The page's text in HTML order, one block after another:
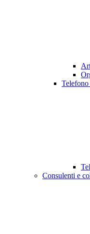
Telefono
Consulenti e